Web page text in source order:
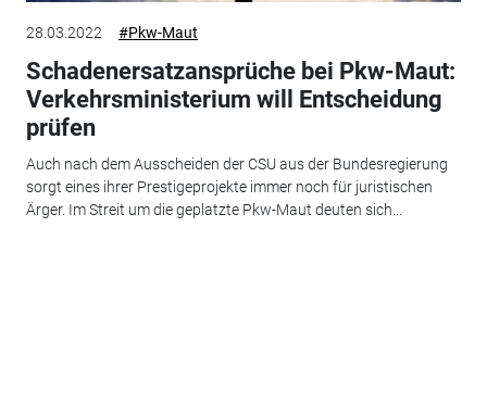
28.03.2022 #Pkw-Maut
Schadenersatzansprüche bei Pkw-Maut:
Verkehrsministerium will Entscheidung
prüfen
Auch nach dem Ausscheiden der CSU aus der Bundesregierung
sorgt eines ihrer Prestigeprojekte immer noch für juristischen
Ärger. Im Streit um die geplatzte Pkw-Maut deuten sich...